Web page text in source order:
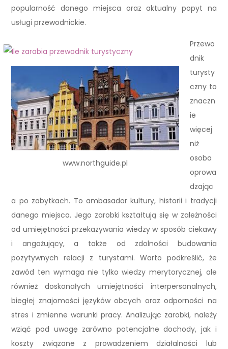
popularność danego miejsca oraz aktualny popyt na
usługi przewodnickie.
www.northguide.pl
Przewo
dnik
turysty
czny to
znaczn
ie
więcej
niż
osoba
oprowa
dzając
a po zabytkach. To ambasador kultury, historii i tradycji
danego miejsca. Jego zarobki kształtują się w zależności
od umiejętności przekazywania wiedzy w sposób ciekawy
i angażujący, a także od zdolności budowania
pozytywnych relacji z turystami. Warto podkreślić, że
zawód ten wymaga nie tylko wiedzy merytorycznej, ale
również doskonałych umiejętności interpersonalnych,
biegłej znajomości języków obcych oraz odporności na
stres i zmienne warunki pracy. Analizując zarobki, należy
wziąć pod uwagę zarówno potencjalne dochody, jak i
koszty związane z prowadzeniem działalności lub